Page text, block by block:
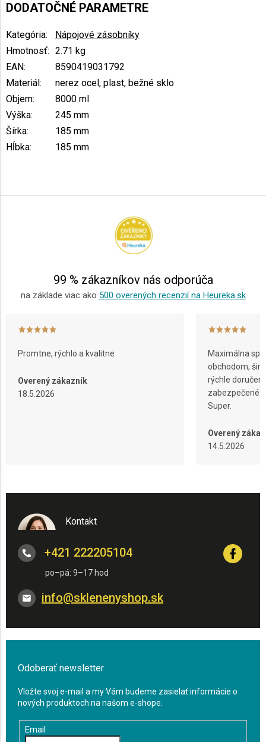
DODATOČNÉ PARAMETRE
Kategória:
Nápojové zásobníky
Hmotnosť: 2.71 kg
EAN:
8590419031792
Materiál:
nerez ocel, plast, bežné sklo
Objem:
8000 ml
Výška:
245 mm
Šírka:
185 mm
Hĺbka: 185 mm
á
99 % zákazníkov nás odporúča
na základe viac ako 500 overených recenzií na Heureka.sk
Promtne, rýchlo a kvalitne
Overený zákazník
18.5.2026
Maximálna
obchodom,
rýchle
zabezpečené
Super.
Overený
14.5.2026
Kontakt
info@sklenenyshop.sk
+421 222205104
Odoberať newsletter
Vložte svoj e-mail a my Vám budeme zasielať informácie o
nových produktoch na našom e-shope.
Email